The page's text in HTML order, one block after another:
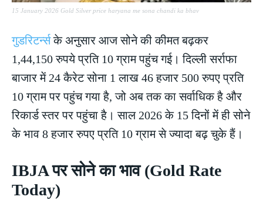
15 January 2026 Gold Silver price haryana me sona chandi ka bhav
गुडरिटर्न्सके अनुसार आज सोने की कीमत बढ़कर
1,44,150 रुपये प्रति 10 ग्राम पहुंच गई। दिल्ली सर्राफा
बाजार में 24 कैरेट सोना 1 लाख 46 हजार 500 रुपए प्रति
10 ग्राम पर पहुंच गया है, जो अब तक का सर्वाधिक है और
रिकार्ड स्तर पर पहुंचा है। साल 2026 के 15 दिनों में ही सोने
के भाव 8 हजार रुपए प्रति 10 ग्राम से ज्यादा बढ़ चुके हैं।
IBJA पर सोने का भाव (Gold Rate
Today)